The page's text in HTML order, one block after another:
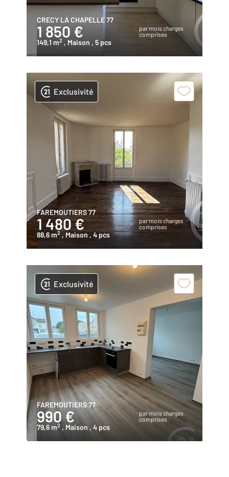
CRECY LA CHAPELLE 77
1 850 €
par mois charges
comprises
149,1 m2 , Maison , 5 pcs
Exclusivité
FAREMOUTIERS 77
1 480 €
par mois charges
comprises
88,6 m2 , Maison , 4 pcs
Exclusivité
FAREMOUTIERS 77
990 €
par mois charges
comprises
79,6 m2 , Maison , 4 pcs